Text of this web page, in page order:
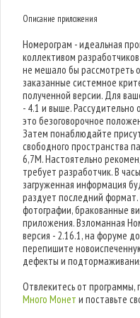
Описание приложения
Номерограм - идеальная
коллективом
не мешало бы рассмотреть
заказанные системное
полученной версии. Для
- 4.1 и выше. Рассудительно
это безоговорочное
Затем понаблюдайте
свободного пространства
6,7M. Настоятельно
требует разработчик. В
загруженная информация
раздует последний
фотографии, бракованные
приложения. Взломанная
версия - 2.16.1, на форуме
перепишите
дефекты и
Отвлекитесь от программы,
Много Монет и поставьте